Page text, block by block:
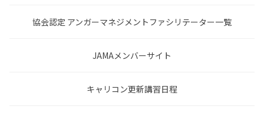
協会認定 アンガーマネジメントファシリテーター一覧
JAMAメンバーサイト
キャリコン更新講習日程